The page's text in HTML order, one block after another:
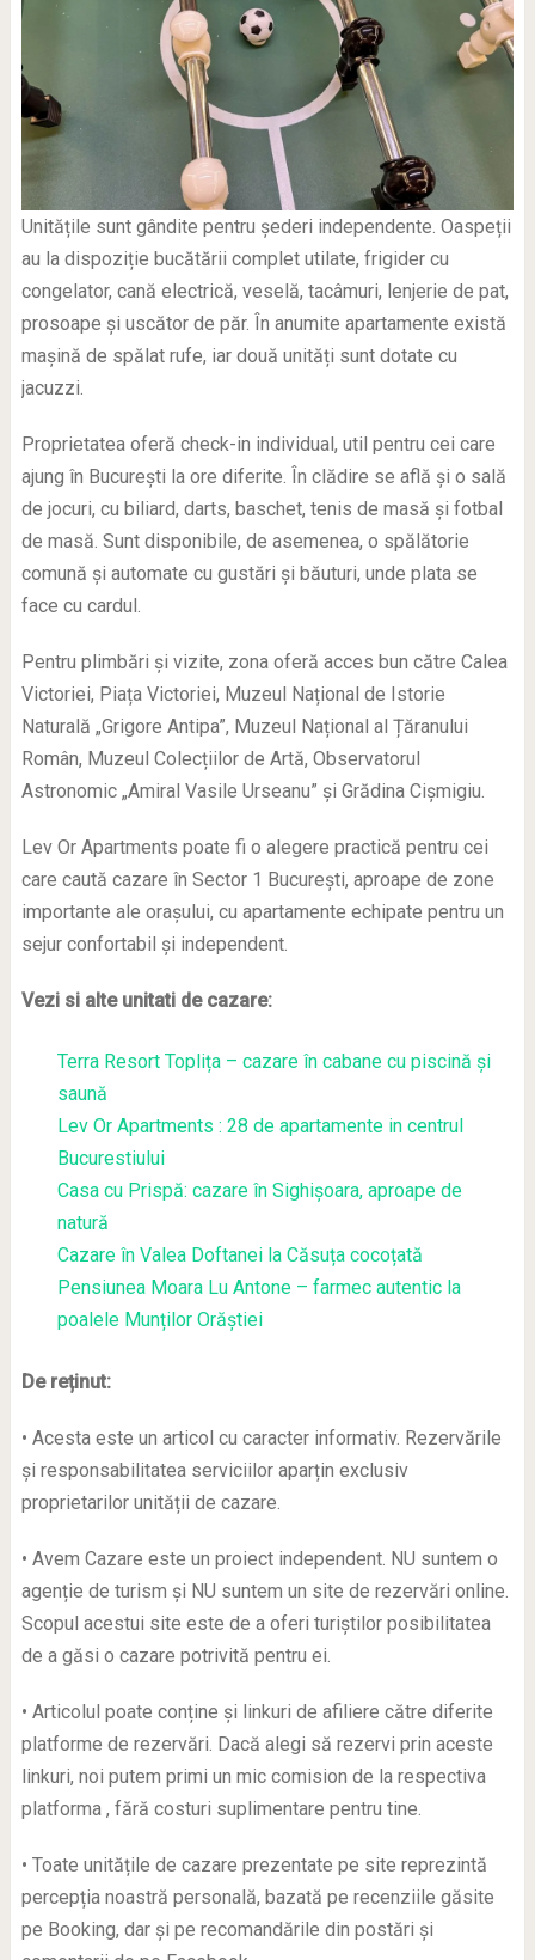
Unitățile sunt gândite pentru șederi independente. Oaspeții
au la dispoziție bucătării complet utilate, frigider cu
congelator, cană electrică, veselă, tacâmuri, lenjerie de pat,
prosoape și uscător de păr. În anumite apartamente există
mașină de spălat rufe, iar două unități sunt dotate cu
jacuzzi.
Proprietatea oferă check-in individual, util pentru cei care
ajung în București la ore diferite. În clădire se află și o sală
de jocuri, cu biliard, darts, baschet, tenis de masă și fotbal
de masă. Sunt disponibile, de asemenea, o spălătorie
comună și automate cu gustări și băuturi, unde plata se
face cu cardul.
Pentru plimbări și vizite, zona oferă acces bun către Calea
Victoriei, Piața Victoriei, Muzeul Național de Istorie
Naturală „Grigore Antipa”, Muzeul Național al Țăranului
Român, Muzeul Colecțiilor de Artă, Observatorul
Astronomic „Amiral Vasile Urseanu” și Grădina Cișmigiu.
Lev Or Apartments poate fi o alegere practică pentru cei
care caută cazare în Sector 1 București, aproape de zone
importante ale orașului, cu apartamente echipate pentru un
sejur confortabil și independent.
Vezi si alte unitati de cazare:
Terra Resort Toplița – cazare în cabane cu piscină și
saună
Lev Or Apartments : 28 de apartamente in centrul
Bucurestiului
Casa cu Prispă: cazare în Sighișoara, aproape de
natură
Cazare în Valea Doftanei la Căsuța cocoțată
Pensiunea Moara Lu Antone – farmec autentic la
poalele Munților Orăștiei
De reținut:
• Acesta este un articol cu caracter informativ. Rezervările
și responsabilitatea serviciilor aparțin exclusiv
proprietarilor unității de cazare.
• Avem Cazare este un proiect independent. NU suntem o
agenție de turism și NU suntem un site de rezervări online.
Scopul acestui site este de a oferi turiștilor posibilitatea
de a găsi o cazare potrivită pentru ei.
• Articolul poate conține și linkuri de afiliere către diferite
platforme de rezervări. Dacă alegi să rezervi prin aceste
linkuri, noi putem primi un mic comision de la respectiva
platforma , fără costuri suplimentare pentru tine.
• Toate unitățile de cazare prezentate pe site reprezintă
percepția noastră personală, bazată pe recenziile găsite
pe Booking, dar și pe recomandările din postări și